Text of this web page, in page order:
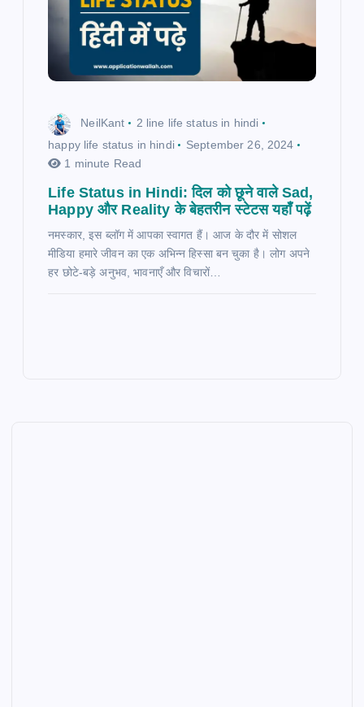
NeilKant
2 line life status in hindi
happy life status in hindi
September 26, 2024
1 minute Read
Life Status in Hindi: दिल को छूने वाले Sad,
Happy और Reality के बेहतरीन स्टेटस यहाँ पढ़ें
नमस्कार, इस ब्लॉग में आपका स्वागत हैं। आज के दौर में सोशल
मीडिया हमारे जीवन का एक अभिन्न हिस्सा बन चुका है। लोग अपने
हर छोटे-बड़े अनुभव, भावनाएँ और विचारों…